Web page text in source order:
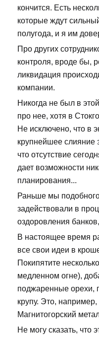
кончится. Есть
которые ждут
полугода, и я им
Про других
контроля, вроде бы,
ликвидация
компании.
Никогда не был в
про нее, хотя в
Не исключено, что в
крупнейшее слияние
что отсутствие
дает возможности
планирования...
Раньше мы
задействовали в
оздоровления
В настоящее время
все свои идеи в
Покипятите
медленном огне),
поджаренные
крупу. Это,
Магнитогорский
Не могу сказать, что